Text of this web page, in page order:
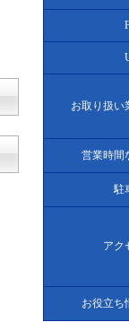
お取り扱い
営業時間
駐
アク
お役立ち